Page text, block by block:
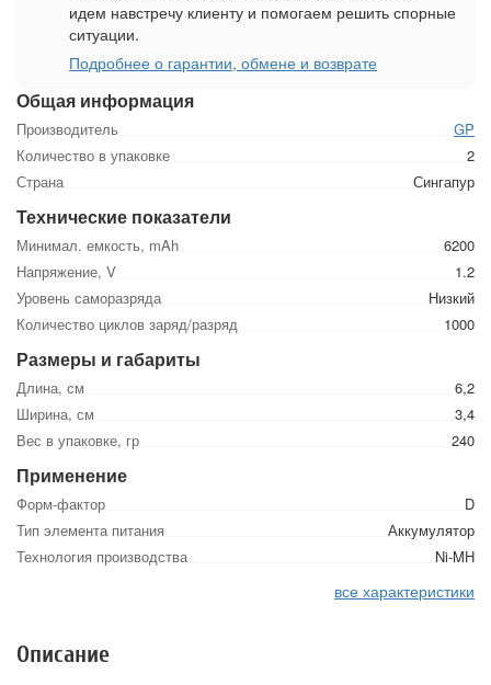
Общая информация
Производитель
GP
Количество в упаковке
2
Страна
Сингапур
Технические показатели
Минимал. емкость, mAh
6200
Напряжение, V
1.2
Уровень саморазряда
Низкий
Количество циклов заряд/разряд
1000
Размеры и габариты
Длина, см
6,2
Ширина, см
3,4
Вес в упаковке, гр
240
Применение
Форм-фактор
D
Тип элемента питания
Аккумулятор
Технология производства
Ni-MH
все характеристики
идем навстречу клиенту и помогаем решить спорные
ситуации.
Подробнее о гарантии, обмене и возврате
Описание